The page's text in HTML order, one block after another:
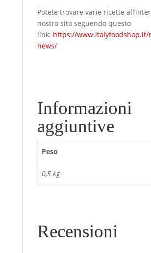
Potete trovare varie ricette
nostro sito seguendo questo
link: https://www.italyfoodshop.it/
news/
Informazioni
aggiuntive
Peso
0,5 kg
Recensioni